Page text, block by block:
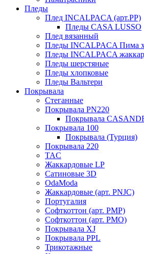
Пледы
Плед INCALPACA (арт.PP)
Пледы CASA LUSSO
Плед вязанный
Пледы INCALPACA Пима
Пледы INCALPACA
Пледы шерстяные
Пледы хлопковые
Пледы Вальтери
Покрывала
Стеганные
Покрывала PN220
Покрывала
Покрывала 100
Покрывала (Турция)
Покрывала 220
TAC
Жаккардовые LP
Сатиновые 3D
OdaModa
Жаккардовые (арт. PNJC)
Португалия
Софткоттон (арт. PMP)
Софткоттон (арт. PMO)
Покрывала XJ
Покрывала PPL
Трикотажные